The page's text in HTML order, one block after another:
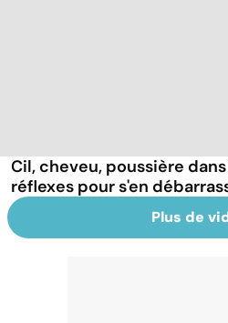
Cil, cheveu, poussière
réflexes pour s'en
Plus de